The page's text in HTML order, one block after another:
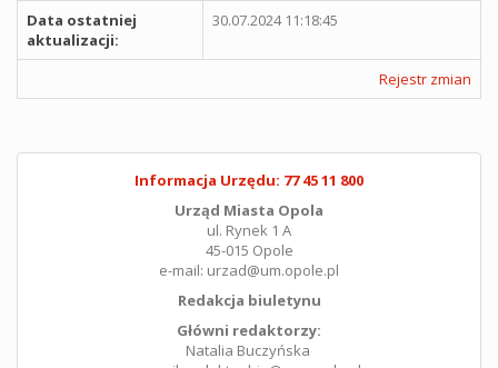
Data ostatniej
aktualizacji:
30.07.2024 11:18:45
Rejestr zmian
Informacja Urzędu: 77 45 11 800
Urząd Miasta Opola
ul. Rynek 1 A
45-015 Opole
e-mail: urzad@um.opole.pl
Redakcja biuletynu
Główni redaktorzy:
Natalia Buczyńska